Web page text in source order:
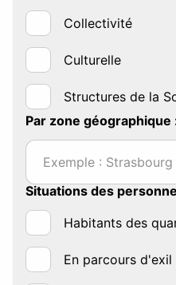
Collectivité
Culturelle
Structures de la
Par zone géographique
Exemple : Strasbourg
Situations des
Habitants des
En parcours d'exil